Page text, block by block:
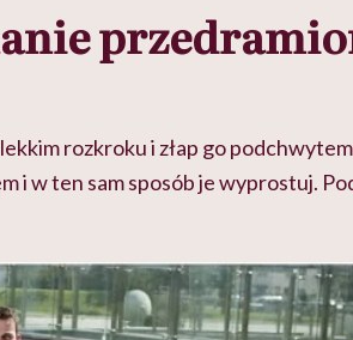
rozkroku i złap go
i w ten sam sposób je wyprostuj.